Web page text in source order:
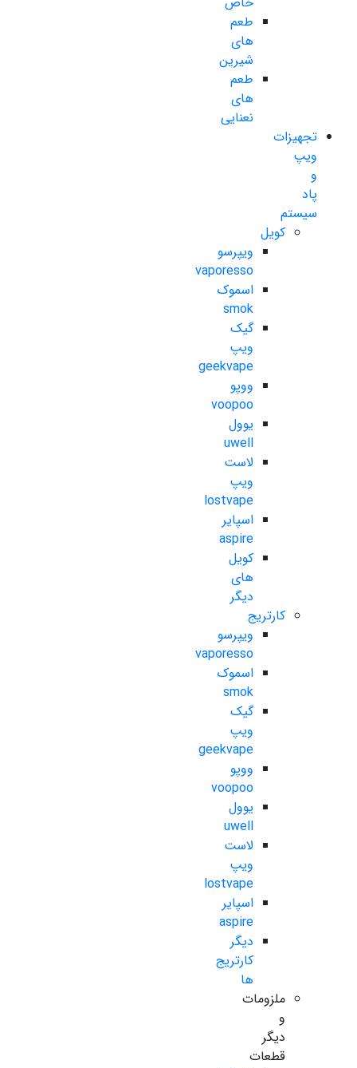
طعم
های
شیرین
طعم
های
نعنایی
تجهیزات
ویپ
و
پاد
سیستم
کویل
ویپرسو
vaporesso
اسموک
smok
گیک
ویپ
geekvape
ووپو
voopoo
یوول
uwell
لاست
ویپ
lostvape
اسپایر
aspire
کویل
های
دیگر
کارتریج
ویپرسو
vaporesso
اسموک
smok
گیک
ویپ
geekvape
ووپو
voopoo
یوول
uwell
لاست
ویپ
lostvape
اسپایر
aspire
دیگر
کارتریج
ها
ملزومات
و
دیگر
قطعات